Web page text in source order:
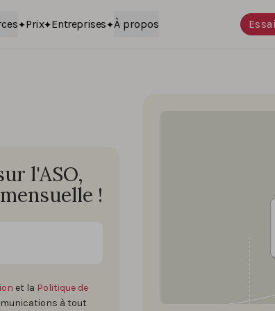
Prix Entreprises À propos
l'ASO,
!
et la Politique de
à tout